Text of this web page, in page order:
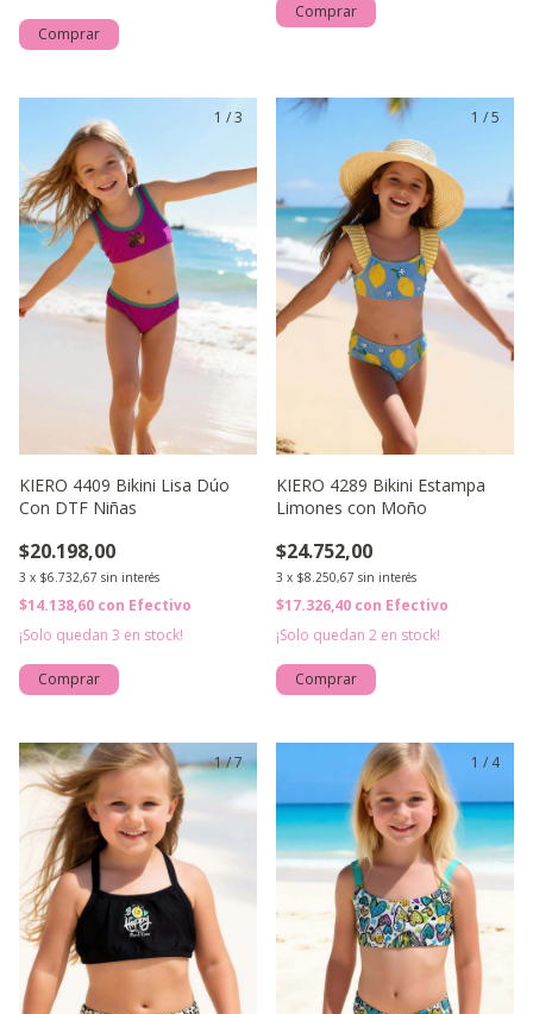
Comprar
Comprar
1 /3
KIERO 4409 Bikini Lisa Dúo
Con DTF Niñas
$20.198,00
3 x $6.732,67 sin interés
$14.138,60 con Efectivo
¡Solo quedan 3 en stock!
Comprar
1 /5
KIERO 4289 Bikini Estampa
Limones con Moño
$24.752,00
3 x $8.250,67 sin interés
$17.326,40 con Efectivo
¡Solo quedan 2 en stock!
Comprar
1/7 1 / 4